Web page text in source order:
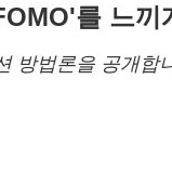
를 느
방법론을 공개합